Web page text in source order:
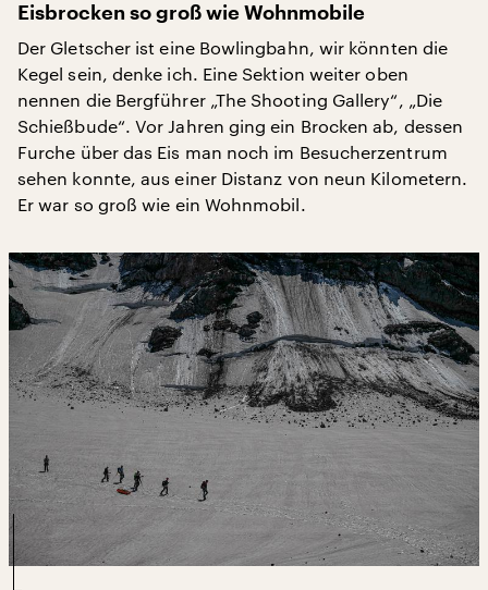
Eisbrocken so groß wie Wohnmobile
Der Gletscher ist eine Bowlingbahn, wir könnten die
Kegel sein, denke ich. Eine Sektion weiter oben
nennen die Bergführer „The Shooting Gallery“, „Die
Schießbude“. Vor Jahren ging ein Brocken ab, dessen
Furche über das Eis man noch im Besucherzentrum
sehen konnte, aus einer Distanz von neun Kilometern.
Er war so groß wie ein Wohnmobil.